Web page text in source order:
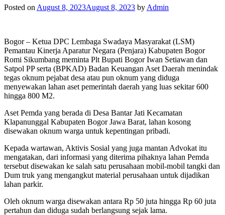
Posted on August 8, 2023August 8, 2023 by Admin
Bogor – Ketua DPC Lembaga Swadaya Masyarakat (LSM)
Pemantau Kinerja Aparatur Negara (Penjara) Kabupaten Bogor
Romi Sikumbang meminta Plt Bupati Bogor Iwan Setiawan dan
Satpol PP serta (BPKAD) Badan Keuangan Aset Daerah menindak
tegas oknum pejabat desa atau pun oknum yang diduga
menyewakan lahan aset pemerintah daerah yang luas sekitar 600
hingga 800 M2.
Aset Pemda yang berada di Desa Bantar Jati Kecamatan
Klapanunggal Kabupaten Bogor Jawa Barat, lahan kosong
disewakan oknum warga untuk kepentingan pribadi.
Kepada wartawan, Aktivis Sosial yang juga mantan Advokat itu
mengatakan, dari informasi yang diterima pihaknya lahan Pemda
tersebut disewakan ke salah satu perusahaan mobil-mobil tangki dan
Dum truk yang mengangkut material perusahaan untuk dijadikan
lahan parkir.
Oleh oknum warga disewakan antara Rp 50 juta hingga Rp 60 juta
pertahun dan diduga sudah berlangsung sejak lama.